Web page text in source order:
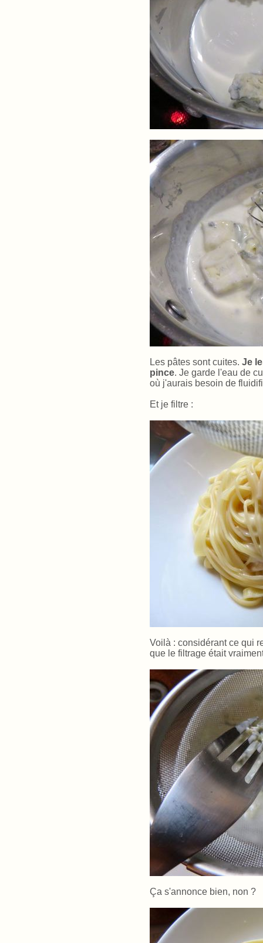
Les pâtes sont cuites. Je
pince. Je garde l'eau de
où j'aurais besoin de
Et je filtre :
Voilà : considérant ce qui
que le filtrage était
Ça s'annonce bien, non ?